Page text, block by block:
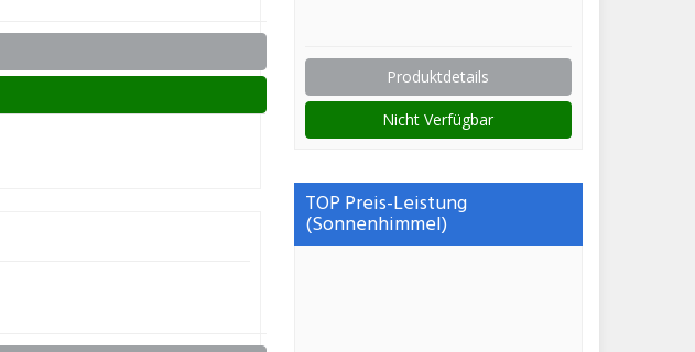
Produktdetails
Nicht Verfügbar
TOP Preis-Leistung
(Sonnenhimmel)